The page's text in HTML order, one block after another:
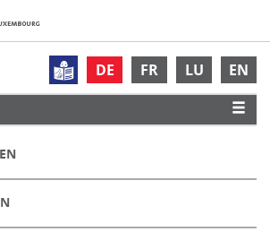
DE FR LU EN